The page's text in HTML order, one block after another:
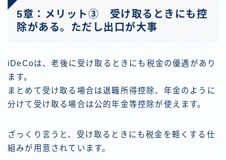
5章：メリット③ 受け取るときにも控
除がある。ただし出口が大事
iDeCoは、老後に受け取るときにも税金の優遇があり
ます。
まとめて受け取る場合は退職所得控除、年金のように
分けて受け取る場合は公的年金等控除が使えます。
ざっくり言うと、受け取るときにも税金を軽くする仕
組みが用意されています。